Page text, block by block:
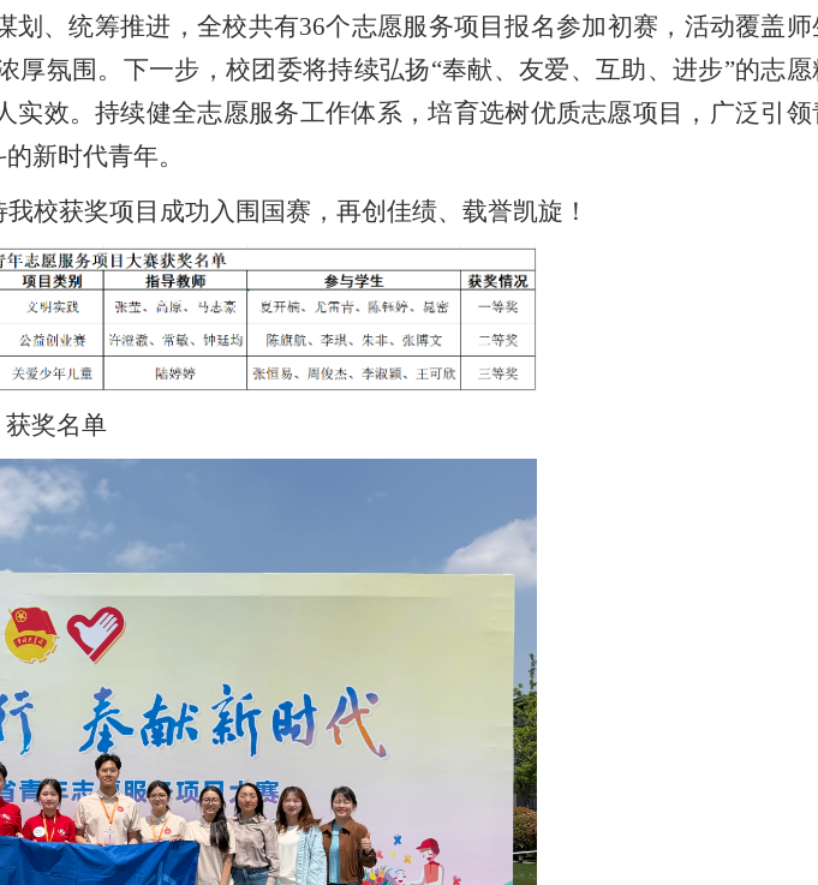
、统筹推进，全校共有36个志愿服务项目报名参加初赛，活动覆盖师
氛围。下一步，校团委将持续弘扬“奉献、友爱、互助、进步”的志愿
效。持续健全志愿服务工作体系，培育选树优质志愿项目，广泛引领
新时代青年。
校获奖项目成功入围国赛，再创佳绩、载誉凯旋！
获奖名单